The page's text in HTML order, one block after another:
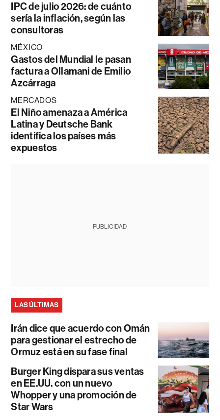
IPC de julio 2026: de cuánto
sería la inflación, según las
consultoras
MÉXICO
Gastos del Mundial le pasan
factura a Ollamani de Emilio
Azcárraga
MERCADOS
El Niño amenaza a América
Latina y Deutsche Bank
identifica los países más
expuestos
PUBLICIDAD
LAS ÚLTIMAS
Irán dice que acuerdo con Omán
para gestionar el estrecho de
Ormuz está en su fase final
Burger King dispara sus ventas
en EE.UU. con un nuevo
Whopper y una promoción de
Star Wars